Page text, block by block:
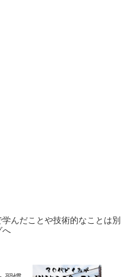
学んだことや技術的なことは別
へ